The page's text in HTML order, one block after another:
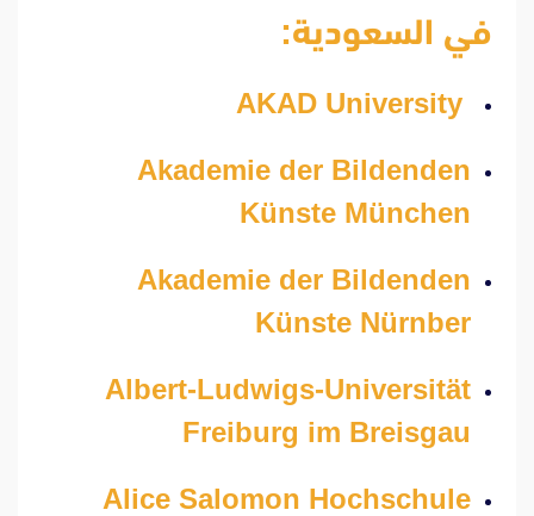
في السعودية:
Akademie der Bildenden
Künste München
Akademie der Bildenden
Künste Nürnber
Albert-Ludwigs-Universität
Freiburg im Breisgau
Alice Salomon Hochschule